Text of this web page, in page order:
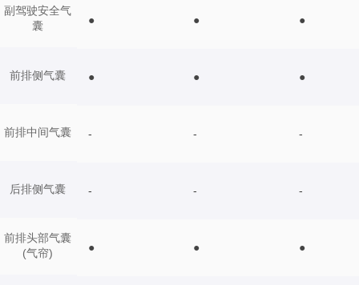
副驾驶安全气
囊
前排侧气囊
前排中间气囊
后排侧气囊
前排头部气囊
(气帘)
● ● ●
● ● ●
- - -
- - -
● ● ●